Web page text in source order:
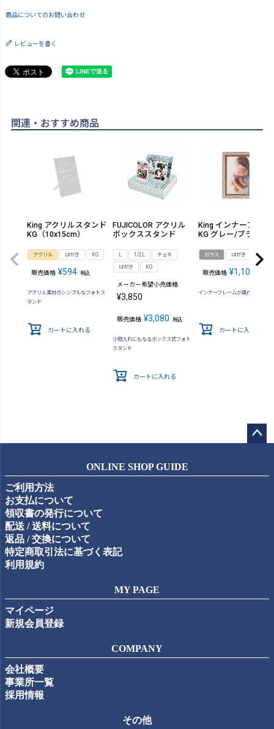
商品についてのお問い合わせ
レビューを書く
関連・おすすめ商品
King アクリルスタンド
KG（10x15cm）
アクリル はがき KG
販売価格 ¥594 税込
アクリル素材のシンプルなフォトス
タンド
カートに入れる
FUJICOLOR アクリル
ボックススタンド
1/2L
チェキ
はがき
KG
メーカー希望小売価格
¥3,850
販売価格 ¥3,080 税込
小物入れにもなるボックス式フォト
スタンド
カートに入れる
King インナーフレー
KG グレー/ブラウン
ガラス はがき KG
販売価格 ¥1,100
インナーフレームが奥行き感を演
カートに入れる
ップ
ONLINE SHOP GUIDE
ご利用方法
お支払について
領収書の発行について
配送 / 送料について
返品 / 交換について
特定商取引法に基づく表記
利用規約
MY PAGE
マイページ
新規会員登録
COMPANY
会社概要
事業所一覧
採用情報
その他